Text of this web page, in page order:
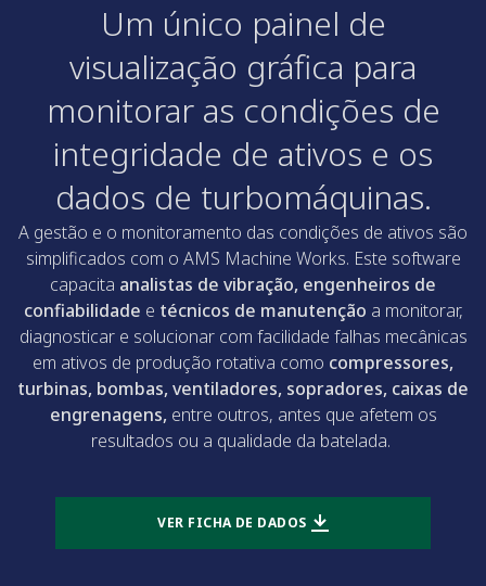
Um único painel de
visualização gráfica para
monitorar as condições de
integridade de ativos e os
dados de turbomáquinas.
A gestão e o monitoramento das condições de ativos são
simplificados com o AMS Machine Works. Este software
capacita analistas de vibração, engenheiros de
confiabilidade e técnicos de manutenção a monitorar,
diagnosticar e solucionar com facilidade falhas mecânicas
em ativos de produção rotativa como compressores,
turbinas, bombas, ventiladores, sopradores, caixas de
engrenagens, entre outros, antes que afetem os
resultados ou a qualidade da batelada.
VER FICHA DE DADOS